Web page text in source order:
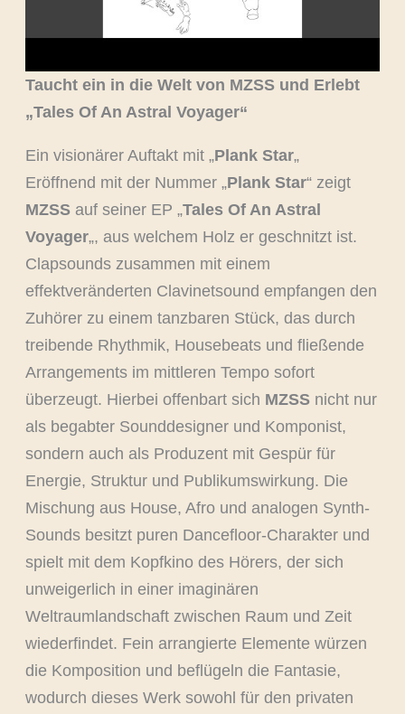
Taucht ein in die Welt von MZSS und Erlebt
„Tales Of An Astral Voyager“
Ein visionärer Auftakt mit „Plank Star„
Eröffnend mit der Nummer „Plank Star“ zeigt
MZSSauf seiner EP „Tales Of An Astral
Voyager„, aus welchem Holz er geschnitzt ist.
Clapsounds zusammen mit einem
effektveränderten Clavinetsound empfangen den
Zuhörer zu einem tanzbaren Stück, das durch
treibende Rhythmik, Housebeats und fließende
Arrangements im mittleren Tempo sofort
überzeugt. Hierbei offenbart sich MZSSnicht nur
als begabter Sounddesigner und Komponist,
sondern auch als Produzent mit Gespür für
Energie, Struktur und Publikumswirkung. Die
Mischung aus House, Afro und analogen Synth-
Sounds besitzt puren Dancefloor-Charakter und
spielt mit dem Kopfkino des Hörers, der sich
unweigerlich in einer imaginären
Weltraumlandschaft zwischen Raum und Zeit
wiederfindet. Fein arrangierte Elemente würzen
die Komposition und beflügeln die Fantasie,
wodurch dieses Werk sowohl für den privaten